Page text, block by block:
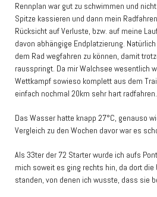
Rennplan war gut zu schwimmen und
Spitze kassieren und dann mein
Rücksicht auf Verluste, bzw. auf meine
davon abhängige Endplatzierung.
dem Rad wegfahren zu können, damit
rausspringt. Da mir Walchsee wesentlich
Wettkampf sowieso komplett aus dem
einfach nochmal 20km sehr hart radfahren.
Das Wasser hatte knapp 27°C, genauso
Vergleich zu den Wochen davor war es
Als 33ter der 72 Starter wurde ich aufs
mich soweit es ging rechts hin, da dort die
standen, von denen ich wusste, dass sie